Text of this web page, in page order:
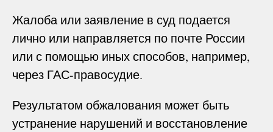
Жалоба или заявление в суд подается
лично или направляется по почте России
или с помощью иных способов, например,
через ГАС-правосудие.
Результатом обжалования может быть
устранение нарушений и восстановление